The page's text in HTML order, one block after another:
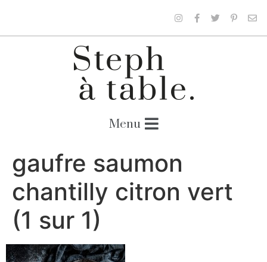
gaufre saumon
chantilly citron vert
(1 sur 1)